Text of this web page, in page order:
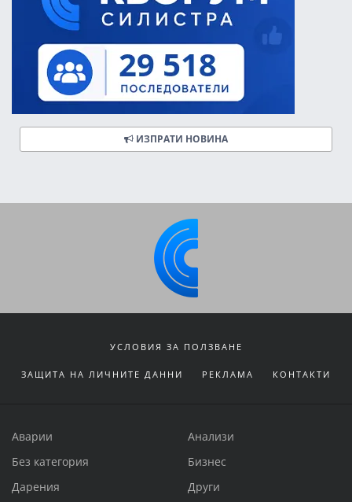
ИЗПРАТИ НОВИНА
УСЛОВИЯ ЗА ПОЛЗВАНЕ
ЗАЩИТА НА ЛИЧНИТЕ ДАННИ РЕКЛАМА КОНТАКТИ
Аварии
Анализи
Без категория
Бизнес
Дарения
Други